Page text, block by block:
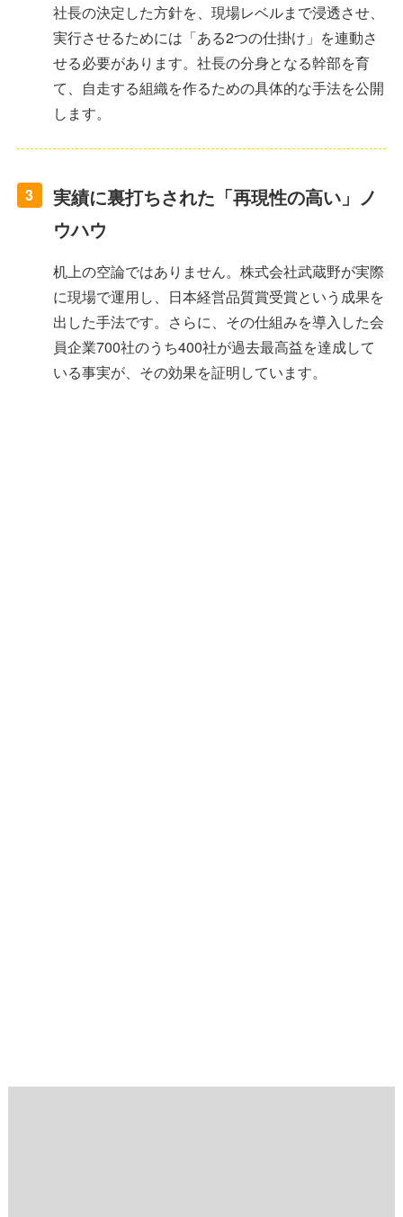
社長の決定した方針を、現場レベルまで浸透させ、
実行させるためには「ある2つの仕掛け」を連動さ
せる必要があります。社長の分身となる幹部を育
て、自走する組織を作るための具体的な手法を公開
します。
3
実績に裏打ちされた「再現性の高い」ノ
ウハウ
机上の空論ではありません。株式会社武蔵野が実際
に現場で運用し、日本経営品質賞受賞という成果を
出した手法です。さらに、その仕組みを導入した会
員企業700社のうち400社が過去最高益を達成して
いる事実が、その効果を証明しています。